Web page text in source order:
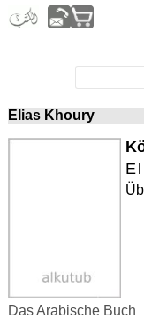
Elias Khoury
Das Arabische Buch